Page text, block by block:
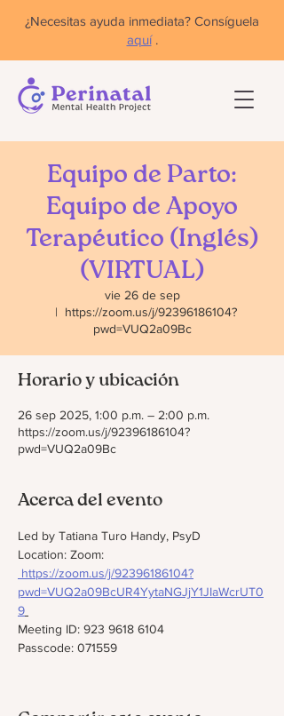
¿Necesitas ayuda inmediata? Consíguela
aquí.
Equipo de Parto:
Equipo de Apoyo
Terapéutico (Inglés)
(VIRTUAL)
vie 26 de sep
  |
https://zoom.us/j/92396186104?
pwd=VUQ2a09Bc
Horario y ubicación
26 sep 2025, 1:00 p.m. – 2:00 p.m.
https://zoom.us/j/92396186104?
pwd=VUQ2a09Bc
Acerca del evento
Led by Tatiana Turo Handy, PsyD
Location: Zoom:
https://zoom.us/j/92396186104?
pwd=VUQ2a09BcUR4YytaNGJjY1JIaWcrUT0
9
Meeting ID: 923 9618 6104
Passcode: 071559